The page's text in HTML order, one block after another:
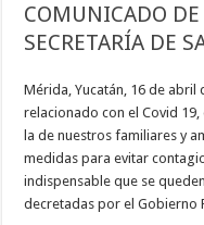
COMUNICADO DE
SECRETARÍA DE
Mérida, Yucatán, 16 de
relacionado con el Covid
la de nuestros familiares y
medidas para evitar
indispensable que se
decretadas por el Gobierno